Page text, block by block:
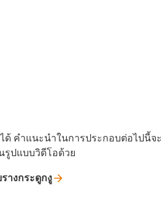
คำแนะนำในการประกอบต่อไปนี้
รูปแบบวิดีโอด้วย
างกระดูกงู